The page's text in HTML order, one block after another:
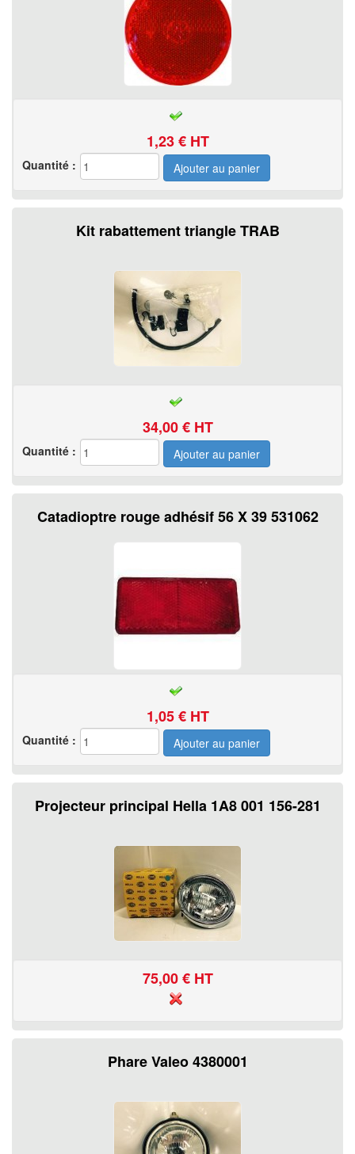
1,23€ HT
Quantité :
Kit rabattement triangle TRAB
34,00€ HT
Quantité :
Catadioptre rouge adhésif 56 X 39 531062
1,05€ HT
Quantité :
Projecteur principal Hella 1A8 001 156-281
75,00€ HT
Phare Valeo 4380001